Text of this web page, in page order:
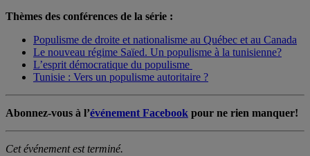
Thèmes des conférences de la série :
Populisme de droite et nationalisme au Québec et au Canada
Le nouveau régime Saïed. Un populisme à la tunisienne?
L’esprit démocratique du populisme
Tunisie : Vers un populisme autoritaire ?
Abonnez-vous à l’événement Facebook pour ne rien manquer!
Cet événement est terminé.